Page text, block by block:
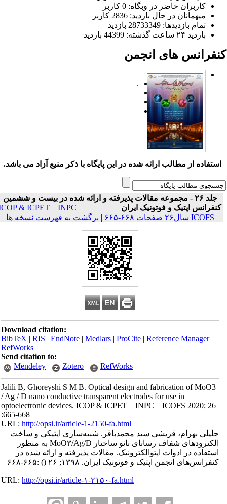
کاربران حاضر در وبگاه: 0 کاربر
میهمانان در حال بازدید: 2836 کاربر
تمام بازدید‌ها: 28733349 بازدید
بازدید ۲۴ ساعت گذشته: 44399 بازدید
های انجمن
.
استفاده از مطالب ارائه شده در این پایگاه با ذکر منبع آزاد می باشد.
جلد ۲۶ - مجموعه مقالات پذیرفته و ارائه شده در بیست و ششمین
کنفرانس اپتیک و فوتونیک ایران
ICOP & ICPET _ INPC _
ICOFS سال۲۶ صفحات ۶۶۸-۶۶۵
| برگشت به فهرست نسخه ها
Download citation:
BibTeX|RIS|EndNote|Medlars|ProCite|Reference Manager
RefWorks
Send citation to:
Mendeley
Zotero RefWorks
Jalili B, Ghoreyshi S M B. Optical design and fabrication of MoO3
/ Ag / D nano conductive transparent electrodes for use in
optoelectronic devices. ICOP & ICPET _ INPC _ ICOFS 2020; 26
:665-668
URL:http://opsi.ir/article-1-2150-fa.html
جلیلی بهرام، قریشی سید محمدباقر. شبیه‌سازی اپتیکی و ساخت
الکترودهای شفاف رسانای نانو ساختار MoO۳/Ag/D به منظور
استفاده در ادوات اپتوالکترونیک. مقالات پذیرفته و ارائه شده در
کنفرانس‌های انجمن اپتیک و فوتونیک ایران. ۱۳۹۸; ۲۶
() :۶۶۵-۶۶۸
URL:http://opsi.ir/article-۱-۲۱۵۰-fa.html